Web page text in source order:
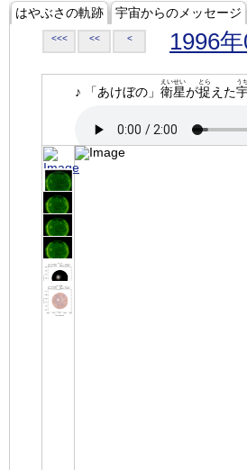
はやぶさの軌跡 宇宙からのメッセージ
<<< << < 1996年
♪ 「あけぼの」 衛星
えいせい
が捉
とら
えた
う